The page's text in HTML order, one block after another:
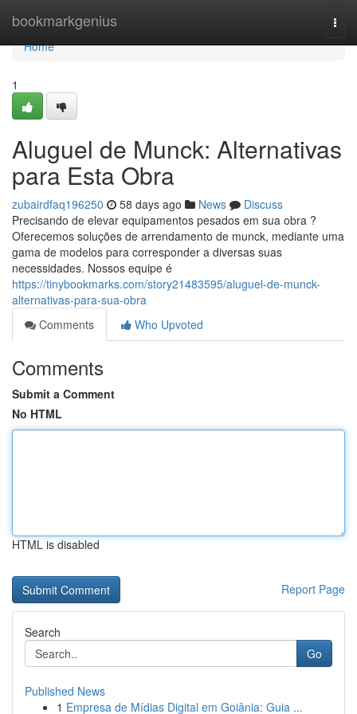
bookmarkgenius
Home
Home
1
Aluguel de Munck: Alternativas
para Esta Obra
zubairdfaq196250 58 days ago News
Discuss
Precisando de elevar equipamentos pesados em sua obra ?
Oferecemos soluções de arrendamento de munck, mediante uma
gama de modelos para corresponder a diversas suas
necessidades. Nossos equipe é
https://tinybookmarks.com/story21483595/aluguel-de-munck-
alternativas-para-sua-obra
Comments
Who Upvoted
Comments
Submit a Comment
No HTML
HTML is disabled
Report Page
Search
Go
Published News
1 Empresa de Mídias Digital em Goiânia: Guia ...